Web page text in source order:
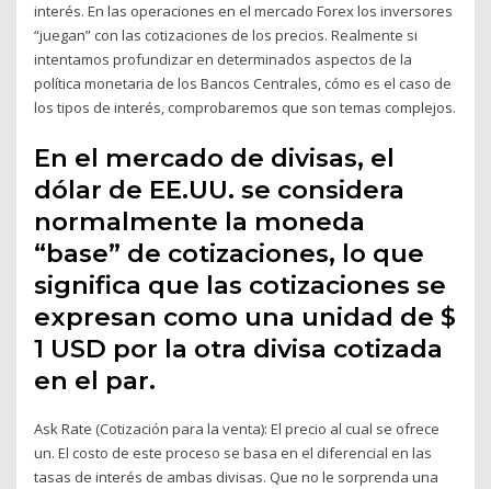
interés. En las operaciones en el mercado Forex los inversores
“juegan” con las cotizaciones de los precios. Realmente si
intentamos profundizar en determinados aspectos de la
política monetaria de los Bancos Centrales, cómo es el caso de
los tipos de interés, comprobaremos que son temas complejos.
En el mercado de divisas, el
dólar de EE.UU. se considera
normalmente la moneda
“base” de cotizaciones, lo que
significa que las cotizaciones se
expresan como una unidad de $
1 USD por la otra divisa cotizada
en el par.
Ask Rate (Cotización para la venta): El precio al cual se ofrece
un. El costo de este proceso se basa en el diferencial en las
tasas de interés de ambas divisas. Que no le sorprenda una